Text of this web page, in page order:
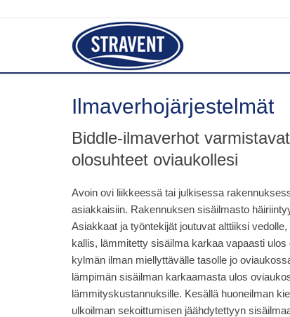
Ilmaverhojärjestelmät
Biddle-ilmaverhot
olosuhteet oviaukollesi
Avoin ovi liikkeessä tai julkisessa
asiakkaisiin. Rakennuksen sisäilmasto
Asiakkaat ja työntekijät joutuvat alttiiksi
kallis, lämmitetty sisäilma karkaa vapaasti
kylmän ilman miellyttävälle tasolle jo
lämpimän sisäilman karkaamasta ulos
lämmityskustannuksille. Kesällä huoneilman
ulkoilman sekoittumisen jäähdytettyyn